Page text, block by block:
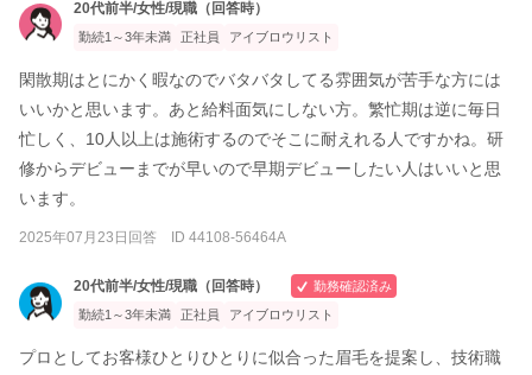
20代前半/女性/現職（回答時）
勤続1～3年未満 正社員 アイブロウリスト
閑散期はとにかく暇なのでバタバタしてる雰囲気が苦手な方には
いいかと思います。あと給料面気にしない方。繁忙期は逆に毎日
忙しく、10人以上は施術するのでそこに耐えれる人ですかね。研
修からデビューまでが早いので早期デビューしたい人はいいと思
います。
2025年07月23日回答 ID 44108-56464A
20代前半/女性/現職（回答時）
勤務確認済み
勤続1～3年未満
正社員 アイブロウリスト
プロとしてお客様ひとりひとりに似合った眉毛を提案し、技術職